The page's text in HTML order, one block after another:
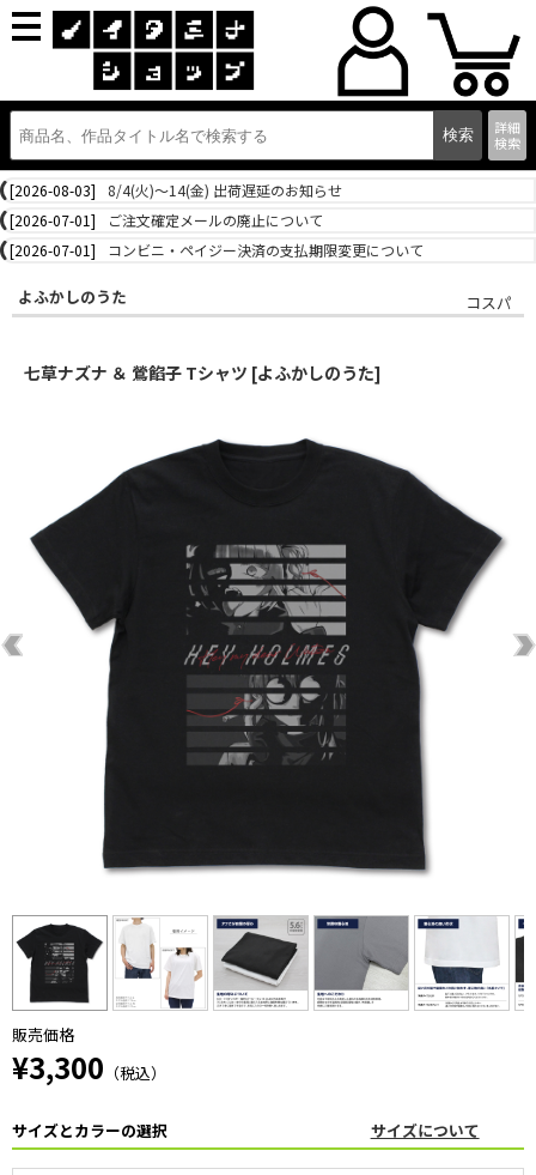
詳細
検索
[2026-08-03]
8/4(火)～14(金) 出荷遅延のお知らせ
[2026-07-01]
ご注文確定メールの廃止について
[2026-07-01]
コンビニ・ペイジー決済の支払期限変更について
よふかしのうた コスパ
七草ナズナ ＆ 鶯餡子 Tシャツ [よふかしのうた]
販売価格
¥3,300 （税込）
サイズとカラーの選択 サイズについて